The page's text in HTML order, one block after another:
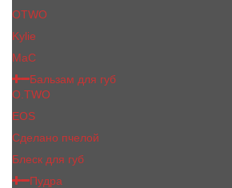
OTWO
Kylie
МаС
Бальзам для губ
O.TWO
EOS
Сделано пчелой
Блеск для губ
Пудра